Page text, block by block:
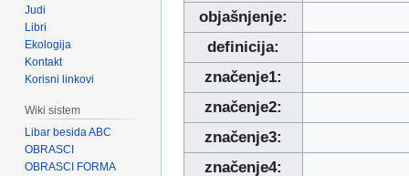
objašnjenje:
definicija:
značenje1:
značenje2:
značenje3:
značenje4:
Judi
Libri
Ekologija
Kontakt
Korisni linkovi
Wiki sistem
Libar besida ABC
OBRASCI
OBRASCI FORMA